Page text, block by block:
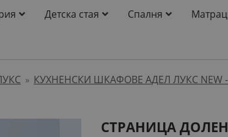
Детска стая Спалня
» КУХНЕНСКИ ШКАФОВЕ АДЕЛ ЛУКС NEW
СТРАНИЦА